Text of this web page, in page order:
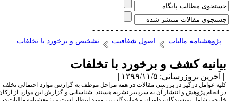
- - - - - - - - - - - - -
- - - - - - - - - - - - - - -
پژوهشنامه مالیات اصول شفافیت تشخیص و برخورد با تخلفات
کشف و برخورد با تخلفات
بروزرسانی: ۱۳۹۹/۱۱/۵ |
عوامل درگیر در بررسی مقالات در همه مراحل موظف به گزارش موارد احتمالی تخلف
انجام پژوهش و انتشار آن به سردبیر نشریه هستند. شناسایی و گزارش این موارد از ارکان